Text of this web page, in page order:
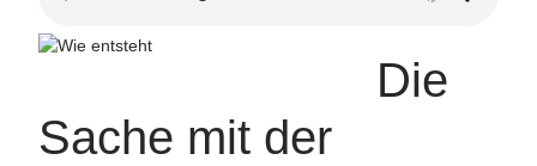
Die
Sache mit der